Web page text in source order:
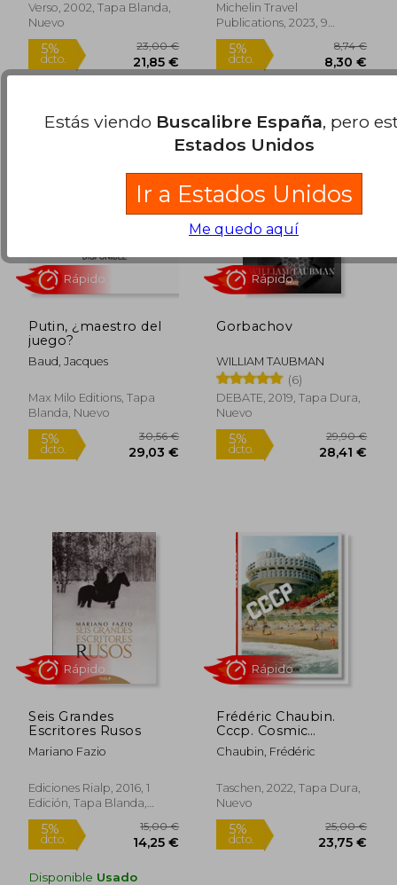
5%
dcto. 16,06 €
5%
dcto.
Verso, 2002, Tapa Blanda,
Nuevo
Michelin Travel
Publications, 2023, 9
Edición, Tapa Dura, Nuevo
Putin, ¿maestro del
juego?
Baud, Jacques
Max Milo Editions, Tapa
Blanda, Nuevo
Gorbachov
WILLIAM TAUBMAN
(6)
DEBATE, 2019, Tapa Dura,
Nuevo
Seis Grandes
Escritores Rusos
Mariano Fazio
Ediciones Rialp, 2016, 1
Edición, Tapa Blanda,
Nuevo
Disponible Usado
Frédéric Chaubin.
Cccp. Cosmic
Communist
Constructions
ed. (en Inglés)
Chaubin, Frédéric
Taschen, 2022, Tapa Dura,
Nuevo
Estás viendo Buscalibre España, pero
Estados Unidos
Ir a Estados Unidos
Me quedo aquí